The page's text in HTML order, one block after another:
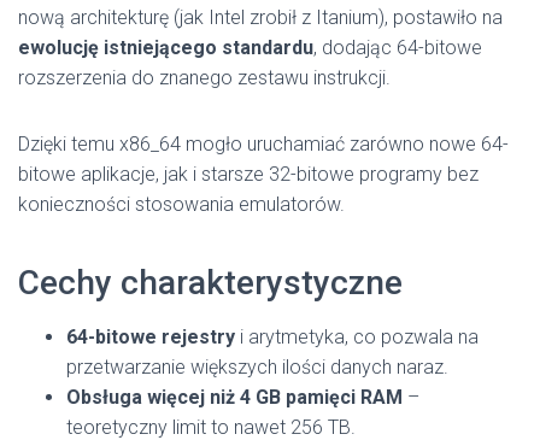
nową architekturę (jak Intel zrobił z Itanium), postawiło na
ewolucję istniejącego standardu, dodając 64-bitowe
rozszerzenia do znanego zestawu instrukcji.
Dzięki temu x86_64 mogło uruchamiać zarówno nowe 64-
bitowe aplikacje, jak i starsze 32-bitowe programy bez
konieczności stosowania emulatorów.
Cechy charakterystyczne
64-bitowe rejestry i arytmetyka, co pozwala na
przetwarzanie większych ilości danych naraz.
Obsługa więcej niż 4 GB pamięci RAM –
teoretyczny limit to nawet 256 TB.